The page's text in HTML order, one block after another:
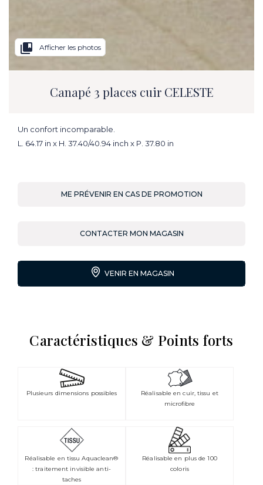
collections_bookmark Afficher les photos
Canapé 3 places cuir CELESTE
Un confort incomparable.
L. 64.17 in x H. 37.40/40.94 inch x P. 37.80 in
ME PRÉVENIR EN CAS DE PROMOTION
CONTACTER MON MAGASIN
VENIR EN MAGASIN
Caractéristiques & Points forts
Plusieurs dimensions possibles
Réalisable en cuir, tissu et
microfibre
Réalisable en tissu Aquaclean®
: traitement invisible anti-
taches
Réalisable en plus de 100
coloris